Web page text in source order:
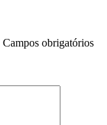
Campos obrigatórios